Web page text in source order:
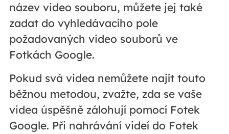
název video souboru, můžete jej také
zadat do vyhledávacího pole
požadovaných video souborů ve
Fotkách Google.
Pokud svá videa nemůžete najít touto
běžnou metodou, zvažte, zda se vaše
videa úspěšně zálohují pomocí Fotek
Google. Při nahrávání videí do Fotek